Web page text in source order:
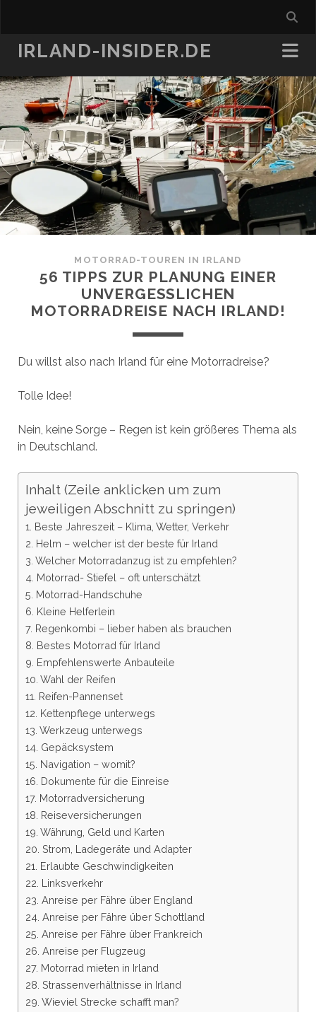
IRLAND-INSIDER.DE
MOTORRAD-TOUREN IN IRLAND
56 TIPPS ZUR PLANUNG EINER
UNVERGESSLICHEN
MOTORRADREISE NACH IRLAND!
Du willst also nach Irland für eine Motorradreise?
Tolle Idee!
Nein, keine Sorge – Regen ist kein größeres Thema als
in Deutschland.
Inhalt (Zeile anklicken um zum
jeweiligen Abschnitt zu springen)
1. Beste Jahreszeit – Klima, Wetter, Verkehr
2. Helm – welcher ist der beste für Irland
3. Welcher Motorradanzug ist zu empfehlen?
4. Motorrad- Stiefel – oft unterschätzt
5. Motorrad-Handschuhe
6. Kleine Helferlein
7. Regenkombi – lieber haben als brauchen
8. Bestes Motorrad für Irland
9. Empfehlenswerte Anbauteile
10. Wahl der Reifen
11. Reifen-Pannenset
12. Kettenpflege unterwegs
13. Werkzeug unterwegs
14. Gepäcksystem
15. Navigation – womit?
16. Dokumente für die Einreise
17. Motorradversicherung
18. Reiseversicherungen
19. Währung, Geld und Karten
20. Strom, Ladegeräte und Adapter
21. Erlaubte Geschwindigkeiten
22. Linksverkehr
23. Anreise per Fähre über England
24. Anreise per Fähre über Schottland
25. Anreise per Fähre über Frankreich
26. Anreise per Flugzeug
27. Motorrad mieten in Irland
28. Strassenverhältnisse in Irland
29. Wieviel Strecke schafft man?